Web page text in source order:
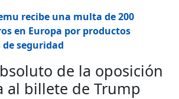
recibe una multa de 200
en Europa por productos
seguridad
de la oposición
al billete de Trump